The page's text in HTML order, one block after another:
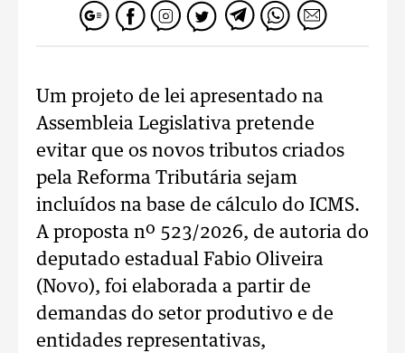
Um projeto de lei apresentado na
Assembleia Legislativa pretende
evitar que os novos tributos criados
pela Reforma Tributária sejam
incluídos na base de cálculo do ICMS.
A proposta nº 523/2026, de autoria do
deputado estadual Fabio Oliveira
(Novo), foi elaborada a partir de
demandas do setor produtivo e de
entidades representativas,